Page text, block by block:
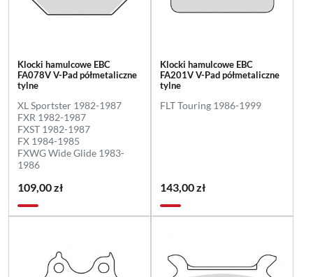
Klocki hamulcowe EBC
FA078V V-Pad półmetaliczne
tylne
XL Sportster 1982-1987
FXR 1982-1987
FXST 1982-1987
FX 1984-1985
FXWG Wide Glide 1983-
1986
109,00 zł
Klocki hamulcowe EBC
FA201V V-Pad półmetaliczne
tylne
FLT Touring 1986-1999
143,00 zł